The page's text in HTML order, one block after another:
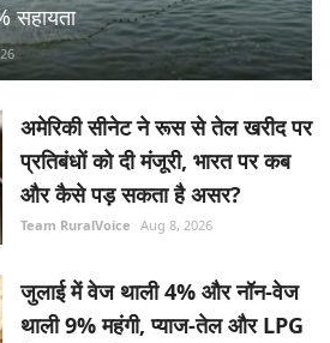
सहायता
अमेरिकी सीनेट ने रूस से तेल खरीद पर
प्रतिबंधों को दी मंजूरी, भारत पर कब
और कैसे पड़ सकता है असर?
Team RuralVoice Aug 8, 2026
जुलाई में वेज थाली 4% और नॉन-वेज
थाली 9% महंगी, प्याज-तेल और LPG